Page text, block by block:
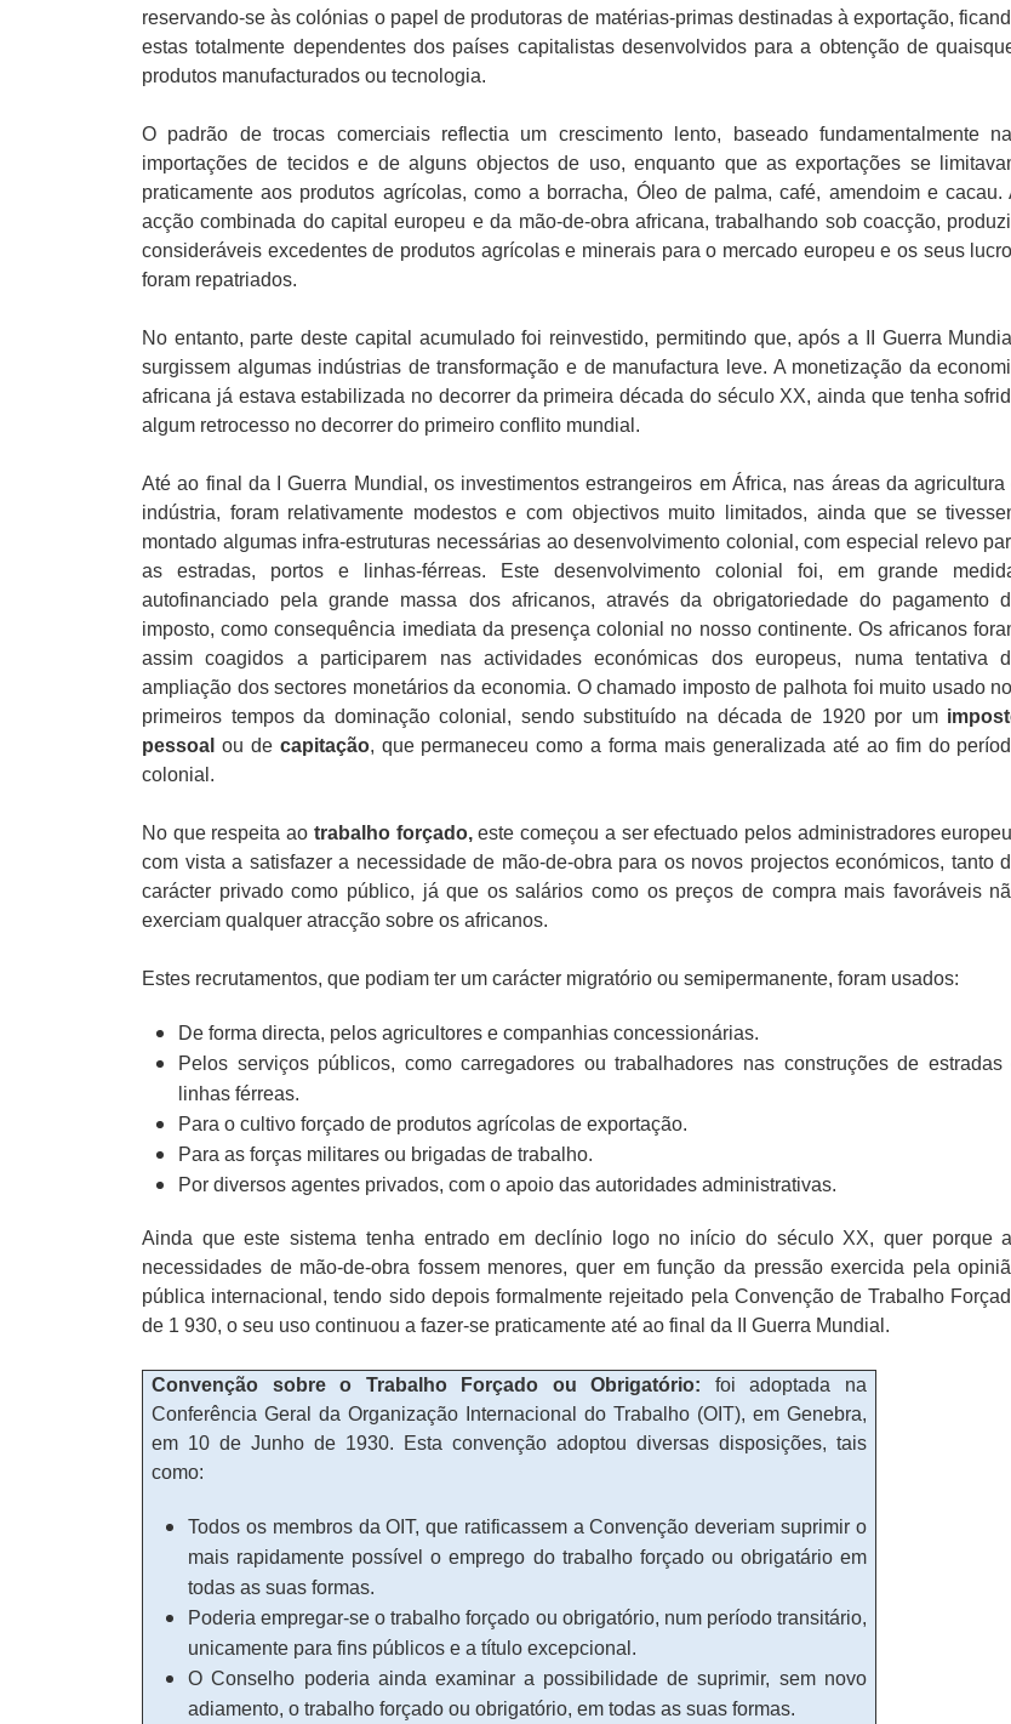
reservando-se às colónias o papel de produtoras de matérias-primas destinadas à exportação,
estas totalmente dependentes dos países capitalistas desenvolvidos para a obtenção de
produtos manufacturados ou tecnologia.
O padrão de trocas comerciais reflectia um crescimento lento, baseado fundamentalmente
importações de tecidos e de alguns objectos de uso, enquanto que as exportações se
praticamente aos produtos agrícolas, como a borracha, Óleo de palma, café, amendoim e cacau.
acção combinada do capital europeu e da mão-de-obra africana, trabalhando sob coacção,
consideráveis excedentes de produtos agrícolas e minerais para o mercado europeu e os seus
foram repatriados.
No entanto, parte deste capital acumulado foi reinvestido, permitindo que, após a II Guerra
surgissem algumas indústrias de transformação e de manufactura leve. A monetização da
africana já estava estabilizada no decorrer da primeira década do século XX, ainda que tenha
algum retrocesso no decorrer do primeiro conflito mundial.
Até ao final da I Guerra Mundial, os investimentos estrangeiros em África, nas áreas da agricultura
indústria, foram relativamente modestos e com objectivos muito limitados, ainda que se
montado algumas infra-estruturas necessárias ao desenvolvimento colonial, com especial relevo
as estradas, portos e linhas-férreas. Este desenvolvimento colonial foi, em grande
autofinanciado pela grande massa dos africanos, através da obrigatoriedade do pagamento
imposto, como consequência imediata da presença colonial no nosso continente. Os africanos
assim coagidos a participarem nas actividades económicas dos europeus, numa tentativa
ampliação dos sectores monetários da economia. O chamado imposto de palhota foi muito usado
primeiros tempos da dominação colonial, sendo substituído na década de 1920 por um
pessoal ou de capitação, que permaneceu como a forma mais generalizada até ao fim do
colonial.
No que respeita ao trabalho forçado,este começou a ser efectuado pelos administradores
com vista a satisfazer a necessidade de mão-de-obra para os novos projectos económicos, tanto
carácter privado como público, já que os salários como os preços de compra mais favoráveis
exerciam qualquer atracção sobre os africanos.
Estes recrutamentos, que podiam ter um carácter migratório ou semipermanente, foram usados:
De forma directa, pelos agricultores e companhias concessionárias.
Pelos serviços públicos, como carregadores ou trabalhadores nas construções de estradas
linhas férreas.
Para o cultivo forçado de produtos agrícolas de exportação.
Para as forças militares ou brigadas de trabalho.
Por diversos agentes privados, com o apoio das autoridades administrativas.
Ainda que este sistema tenha entrado em declínio logo no início do século XX, quer porque
necessidades de mão-de-obra fossem menores, quer em função da pressão exercida pela
pública internacional, tendo sido depois formalmente rejeitado pela Convenção de Trabalho
de 1 930, o seu uso continuou a fazer-se praticamente até ao final da II Guerra Mundial.
Convenção sobre o Trabal ho Forçado ou Obrigatório: foi adoptada na
Conferência Geral da Organização Internacional do Trabalho (OIT), em Genebra,
em 10 de Junho de 1930. Esta convenção adoptou diversas disposições, tais
como:
Todos os membros da OIT, que ratificassem a Convenção deveriam suprimir o
mais rapidamente possível o emprego do trabalho forçado ou obrigatário em
todas as suas formas.
Poderia empregar-se o trabalho forçado ou obrigatório, num período transitário,
unicamente para fins públicos e a título excepcional.
O Conselho poderia ainda examinar a possibilidade de suprimir, sem novo
adiamento, o trabalho forçado ou obrigatório, em todas as suas formas.